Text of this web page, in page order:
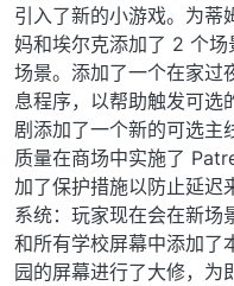
引入了新的小游戏。为蒂
妈和埃尔克添加了 2 个
场景。添加了一个在家过
息程序，以帮助触发可选
剧添加了一个新的可选主
质量在商场中实施了
加了保护措施以防止延迟
系统：玩家现在会在新场
和所有学校屏幕中添加了
园的屏幕进行了大修，为